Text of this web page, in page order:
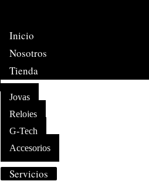
Inicio
Nosotros
Tienda
Joyas
Relojes
G-Tech
Accesorios
Servicios